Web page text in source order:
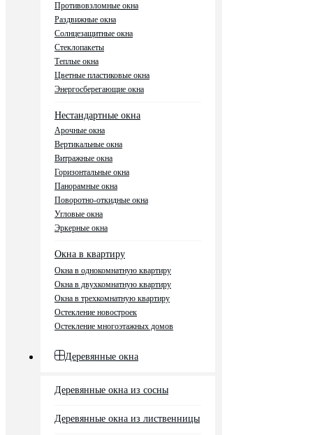
Противовзломные окна
Раздвижные окна
Солнцезащитные окна
Стеклопакеты
Теплые окна
Цветные пластиковые окна
Энергосберегающие окна
Нестандартные окна
Арочные окна
Вертикальные окна
Витражные окна
Горизонтальные окна
Панорамные окна
Поворотно-откидные окна
Угловые окна
Эркерные окна
Окна в квартиру
Окна в однокомнатную квартиру
Окна в двухкомнатную квартиру
Окна в трехкомнатную квартиру
Остекление новостроек
Остекление многоэтажных домов
Деревянные окна
Деревянные окна из сосны
Деревянные окна из лиственницы